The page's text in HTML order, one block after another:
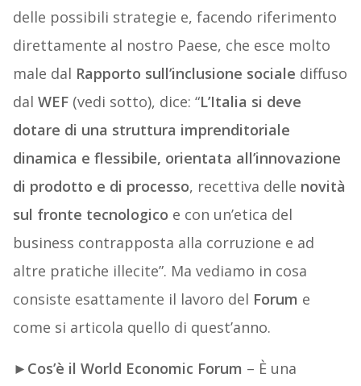
delle possibili strategie e, facendo riferimento
direttamente al nostro Paese, che esce molto
male dal Rapporto sull’inclusione sociale diffuso
dal WEF(vedi sotto), dice: “L’Italia si deve
dotare di una struttura imprenditoriale
dinamica e flessibile, orientata all’innovazione
di prodotto e di processo, recettiva delle novità
sul fronte tecnologico e con un’etica del
business contrapposta alla corruzione e ad
altre pratiche illecite”. Ma vediamo in cosa
consiste esattamente il lavoro del Forum e
come si articola quello di quest’anno.
► Cos’è il World Economic Forum – È una